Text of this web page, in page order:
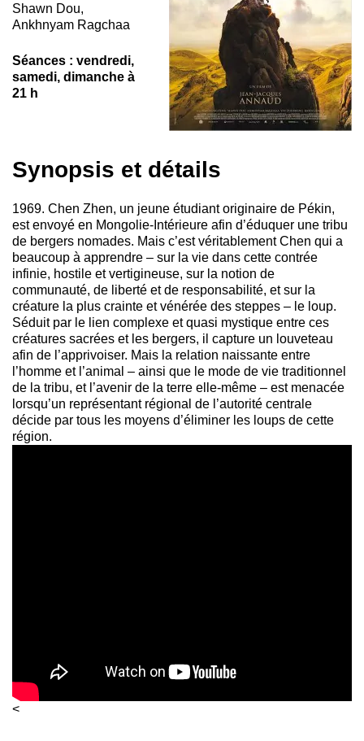
Shawn Dou,
Ankhnyam Ragchaa
Séances : vendredi,
samedi, dimanche à
21 h
Synopsis et détails
1969. Chen Zhen, un jeune étudiant originaire de Pékin,
est envoyé en Mongolie-Intérieure afin d’éduquer une tribu
de bergers nomades. Mais c’est véritablement Chen qui a
beaucoup à apprendre – sur la vie dans cette contrée
infinie, hostile et vertigineuse, sur la notion de
communauté, de liberté et de responsabilité, et sur la
créature la plus crainte et vénérée des steppes – le loup.
Séduit par le lien complexe et quasi mystique entre ces
créatures sacrées et les bergers, il capture un louveteau
afin de l’apprivoiser. Mais la relation naissante entre
l’homme et l’animal – ainsi que le mode de vie traditionnel
de la tribu, et l’avenir de la terre elle-même – est menacée
lorsqu’un représentant régional de l’autorité centrale
décide par tous les moyens d’éliminer les loups de cette
région.
<